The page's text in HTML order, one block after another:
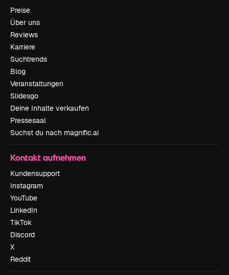
Preise
Über uns
Reviews
Karriere
Suchtrends
Blog
Veranstaltungen
Slidesgo
Deine Inhalte verkaufen
Pressesaal
Suchst du nach magnific.ai
Kontakt aufnehmen
Kundensupport
Instagram
YouTube
LinkedIn
TikTok
Discord
X
Reddit